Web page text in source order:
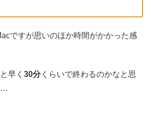
ですが思いのほか時間がかかった感
早く 30分くらいで終わるのかなと思
…